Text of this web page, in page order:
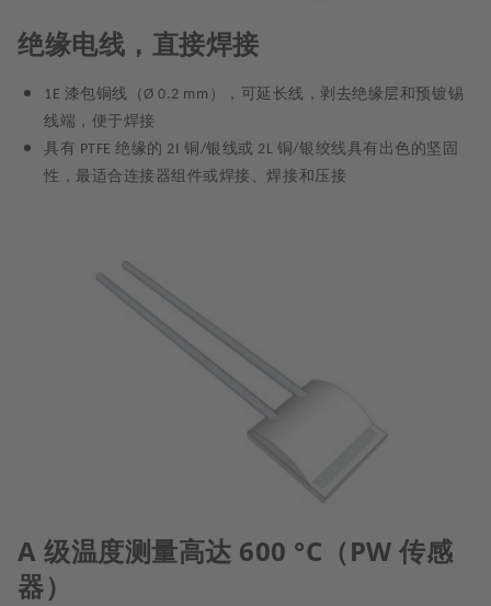
绝缘电线，直接焊接
1E 漆包铜线（Ø 0.2 mm ），可延长线，剥去绝缘层和预镀锡
线端，便于焊接
具有 PTFE绝缘的 2I铜/银线或 2L 铜/银绞线具有出色的坚固
性，最适合连接器组件或焊接、焊接和压接
A 级温度测量高达 600 °C（PW 传感
器）